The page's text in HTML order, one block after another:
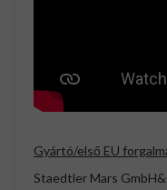
Gyártó/első EU
Staedtler Mars